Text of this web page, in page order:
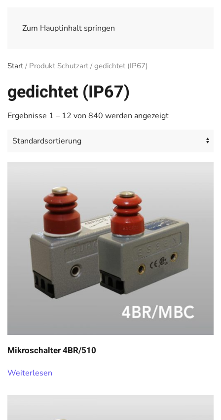
Zum Hauptinhalt springen
Start/ Produkt Schutzart / gedichtet (IP67)
gedichtet (IP67)
Ergebnisse 1 – 12 von 840 werden angezeigt
Mikroschalter 4BR/510
Weiterlesen